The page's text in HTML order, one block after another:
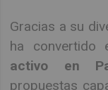
Gracias a su
ha convertido
activo en
propuestas